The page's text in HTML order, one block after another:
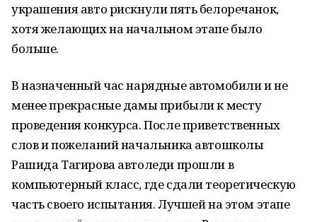
украшения авто рискнули пять белоречанок,
хотя желающих на начальном этапе было
больше.
В назначенный час нарядные автомобили и не
менее прекрасные дамы прибыли к месту
проведения конкурса. После приветственных
слов и пожеланий начальника автошколы
Рашида Тагирова автоледи прошли в
компьютерный класс, где сдали теоретическую
часть своего испытания. Лучшей на этом этапе